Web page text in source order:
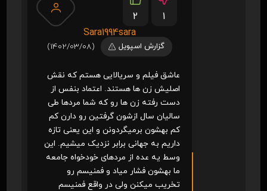
2
1
Sara1994sara
گزارش اسپویل (1402/03/08)
عاشق فیلم و سریالایی هستم که نقش
اصلیش زن ها هستند. اعتماد بنفس از
دست رفته زن ها رو که شما مردها طی
سالیان سال ازشون گرفتین رو دارن کم
کم بهشون برمیگردونن و این یعنی تازه
داریم به جهانی برابر نزدیک میشیم. این
وسط یه عده از مردهای خودخواه جامعه
ما بهشون فشار میاد و فمنیسم رو
تخریب میکنن ولی در واقع فمنیسم